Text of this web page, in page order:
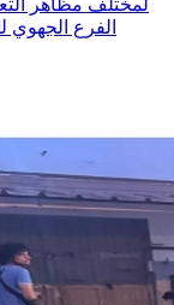
الفرع الجهوي